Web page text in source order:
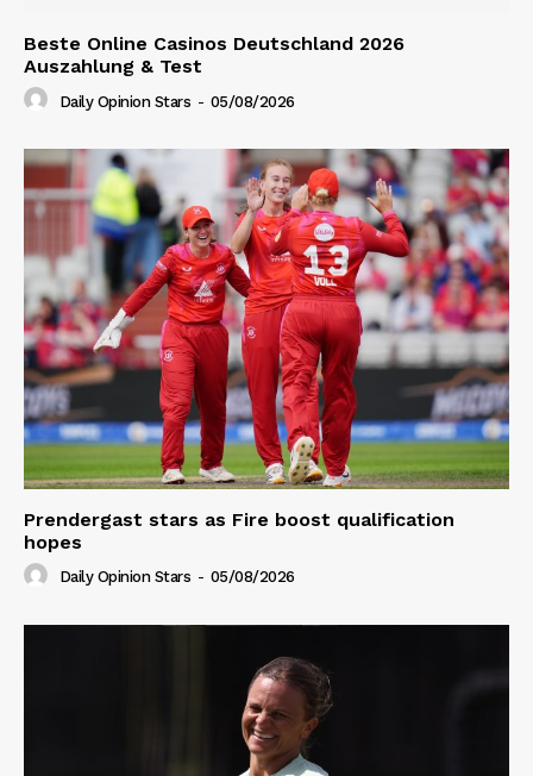
Beste Online Casinos Deutschland 2026
Auszahlung & Test
Daily Opinion Stars - 05/08/2026
Prendergast stars as Fire boost qualification
hopes
Daily Opinion Stars - 05/08/2026